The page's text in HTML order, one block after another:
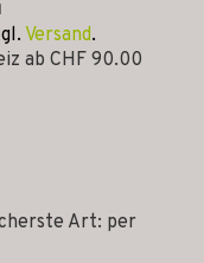
Versand.
ab CHF 90.00
Art: per